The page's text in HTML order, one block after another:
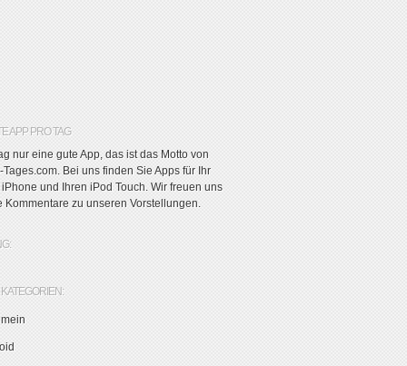
APP PRO TAG
nur eine gute App, das ist das Motto von
Bei uns finden Sie Apps für Ihr
und Ihren iPod Touch. Wir freuen uns
Kommentare zu unseren Vorstellungen.